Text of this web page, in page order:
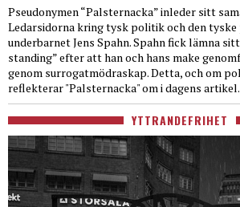
Pseudonymen “Palsternacka” inleder sitt
Ledarsidorna kring tysk politik och den
underbarnet Jens Spahn. Spahn fick lämna
standing” efter att han och hans make
genom surrogatmödraskap. Detta, och om
reflekterar "Palsternacka" om i dagens artikel.
YTTRANDEFRIHET